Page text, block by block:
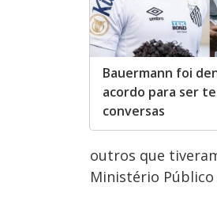
Bauermann foi
acordo para ser
conversas
outros que
Ministério Público